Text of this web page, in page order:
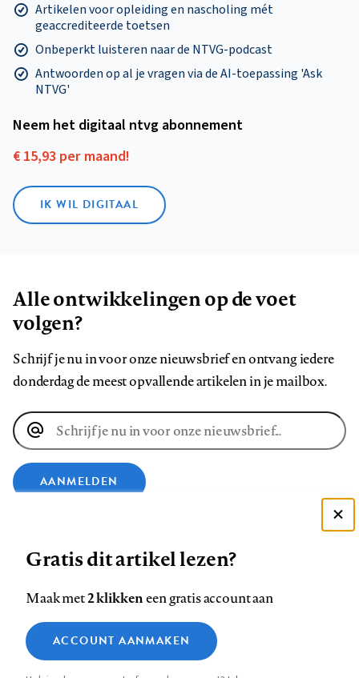
Artikelen voor opleiding en nascholing mét
geaccrediteerde toetsen
Onbeperkt luisteren naar de NTVG-podcast
Antwoorden op al je vragen via de AI-toepassing 'Ask
NTVG'
Neem het digitaal ntvg abonnement
€ 15,93 per maand!
IK WIL DIGITAAL
Alle ontwikkelingen op de voet
volgen?
Schrijf je nu in voor onze nieuwsbrief en ontvang iedere
donderdag de meest opvallende artikelen in je mailbox.
E-
mailadres
AANMELDEN
op
Facebook
op
LinkedIn
op
Bluesky
ons
op
InstagramYouTube
Footer
Contact Colofon Disclaimer Privacy
Medische vragen verdienen
betrouwbare antwoorden
Zie onze cookie policy
Analytische cookies
Gratis dit artikel lezen?
Maak met2 klikkeneen gratis account aan
ACCOUNT AANMAKEN